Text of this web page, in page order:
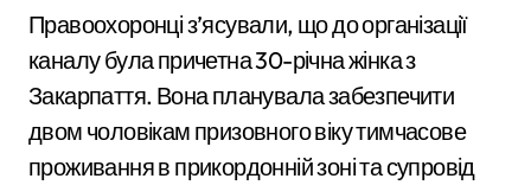
Правоохоронці з’ясували, що до організації
каналу була причетна 30-річна жінка з
Закарпаття. Вона планувала забезпечити
двом чоловікам призовного віку тимчасове
проживання в прикордонній зоні та супровід